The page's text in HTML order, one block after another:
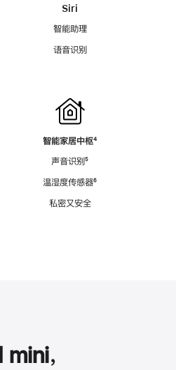
Siri
智能助理
语音识别
智能家居中枢脚
⁴
声音识别脚
⁵
温湿度传感器脚
⁶
私密又安全
，